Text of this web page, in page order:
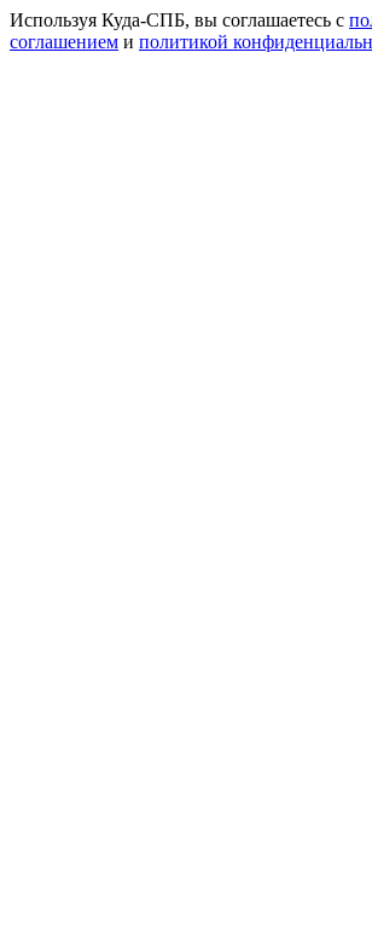
Используя Куда-СПБ, вы соглашаетесь с
соглашением и политикой